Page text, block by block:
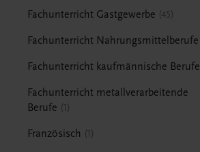
Fachunterricht Gastgewerbe 45
Fachunterricht Nahrungsmittelberufe
Fachunterricht kaufmännische Berufe
Fachunterricht metallverarbeitende
Berufe
1
Französisch 1